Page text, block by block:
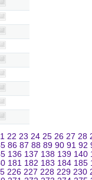
22 23 24 25 26 27 28
86 87 88 89 90 91 92
136 137 138 139 140
181 182 183 184 185
226 227 228 229 230